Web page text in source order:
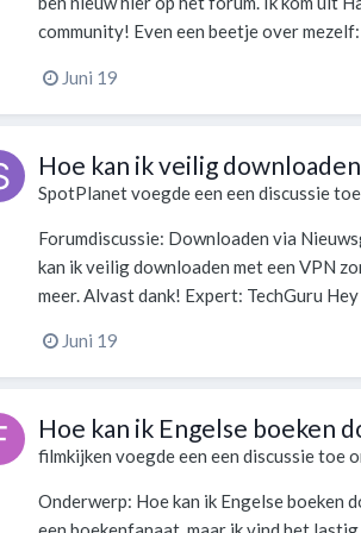
community! Even een beetje over
Juni 19
Hoe kan ik veilig
SpotPlanetvoegde een een discussie
Forumdiscussie: Downloaden via
kan ik veilig downloaden met een VPN
meer. Alvast dank! Expert: TechGuru
Juni 19
Hoe kan ik Engelse boeken
filmkijken voegde een een discussie toe
Onderwerp: Hoe kan ik Engelse boeken